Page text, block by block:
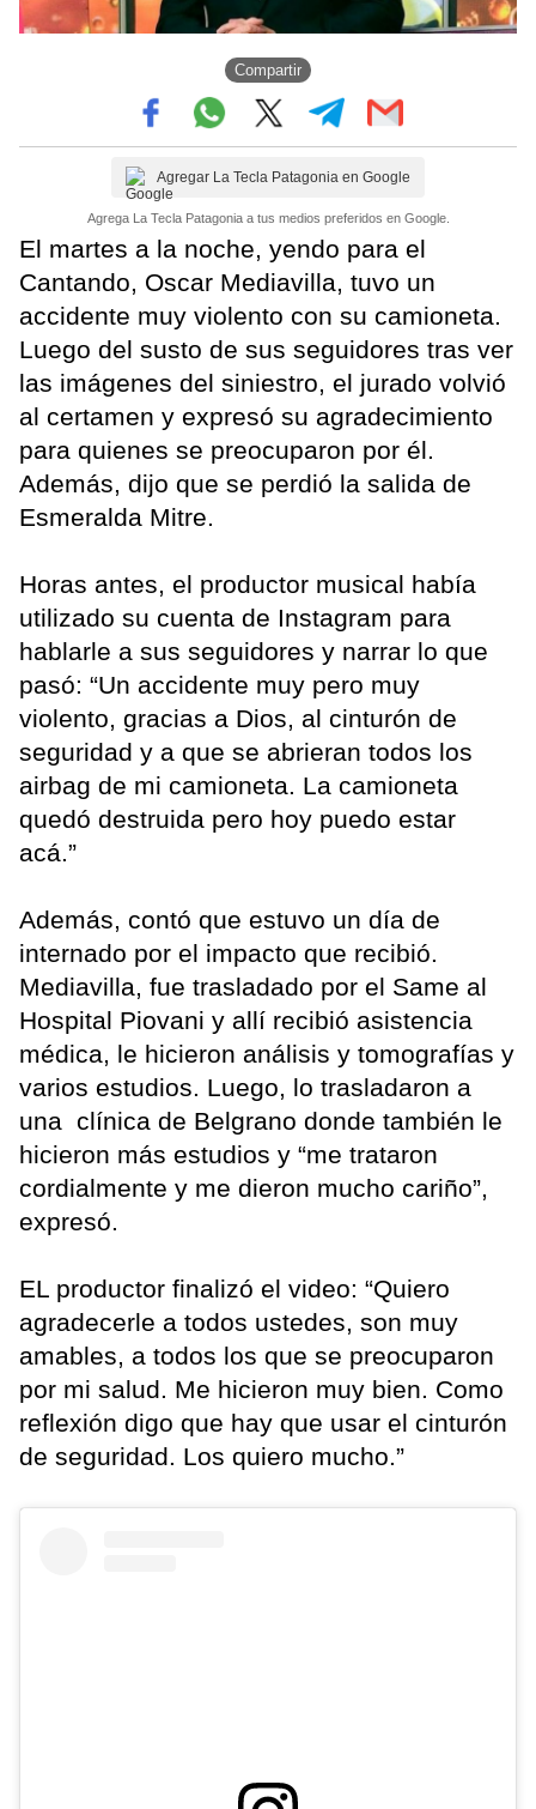
Compartir
Agregar La Tecla Patagonia en Google
Agrega La Tecla Patagonia a tus medios preferidos en Google.
El martes a la noche, yendo para el
Cantando, Oscar Mediavilla, tuvo un
accidente muy violento con su camioneta.
Luego del susto de sus seguidores tras ver
las imágenes del siniestro, el jurado volvió
al certamen y expresó su agradecimiento
para quienes se preocuparon por él.
Además, dijo que se perdió la salida de
Esmeralda Mitre.
Horas antes, el productor musical había
utilizado su cuenta de Instagram para
hablarle a sus seguidores y narrar lo que
pasó: “Un accidente muy pero muy
violento, gracias a Dios, al cinturón de
seguridad y a que se abrieran todos los
airbag de mi camioneta. La camioneta
quedó destruida pero hoy puedo estar
acá.”
Además, contó que estuvo un día de
internado por el impacto que recibió.
Mediavilla, fue trasladado por el Same al
Hospital Piovani y allí recibió asistencia
médica, le hicieron análisis y tomografías y
varios estudios. Luego, lo trasladaron a
una clínica de Belgrano donde también le
hicieron más estudios y “me trataron
cordialmente y me dieron mucho cariño”,
expresó.
EL productor finalizó el video: “Quiero
agradecerle a todos ustedes, son muy
amables, a todos los que se preocuparon
por mi salud. Me hicieron muy bien. Como
reflexión digo que hay que usar el cinturón
de seguridad. Los quiero mucho.”